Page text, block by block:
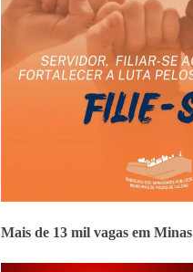
Mais de 13 mil vagas em Minas